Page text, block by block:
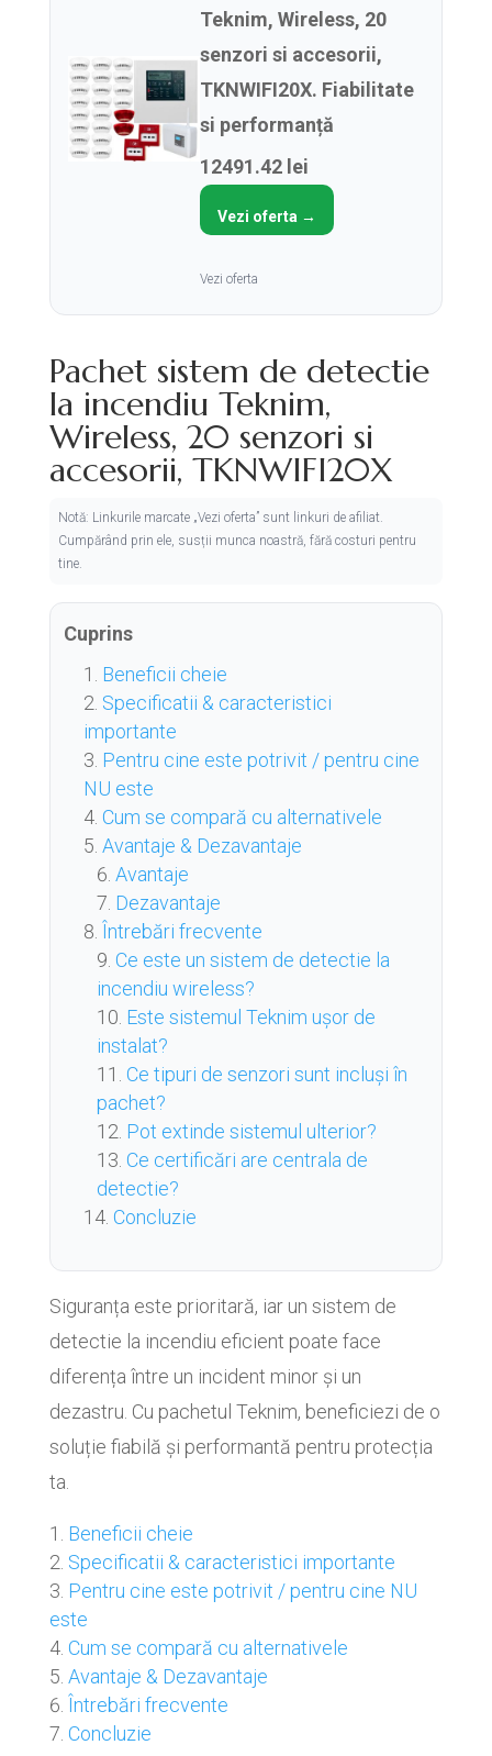
Teknim, Wireless, 20
senzori si accesorii,
TKNWIFI20X. Fiabilitate
si performanță
12491.42 lei
Vezi oferta →
Vezi oferta
Pachet sistem de detectie
la incendiu Teknim,
Wireless, 20 senzori si
accesorii, TKNWIFI20X
Notă: Linkurile marcate „Vezi oferta” sunt linkuri de afiliat.
Cumpărând prin ele, susții munca noastră, fără costuri pentru
tine.
Cuprins
Beneficii cheie
Specificatii & caracteristici
importante
Pentru cine este potrivit / pentru cine
NU este
Cum se compară cu alternativele
Avantaje & Dezavantaje
Avantaje
Dezavantaje
Întrebări frecvente
Ce este un sistem de detectie la
incendiu wireless?
Este sistemul Teknim ușor de
instalat?
Ce tipuri de senzori sunt incluși în
pachet?
Pot extinde sistemul ulterior?
Ce certificări are centrala de
detectie?
Concluzie
Siguranța este prioritară, iar un sistem de
detectie la incendiu eficient poate face
diferența între un incident minor și un
dezastru. Cu pachetul Teknim, beneficiezi de o
soluție fiabilă și performantă pentru protecția
ta.
Beneficii cheie
Specificatii & caracteristici importante
Pentru cine este potrivit / pentru cine NU
este
Cum se compară cu alternativele
Avantaje & Dezavantaje
Întrebări frecvente
Concluzie